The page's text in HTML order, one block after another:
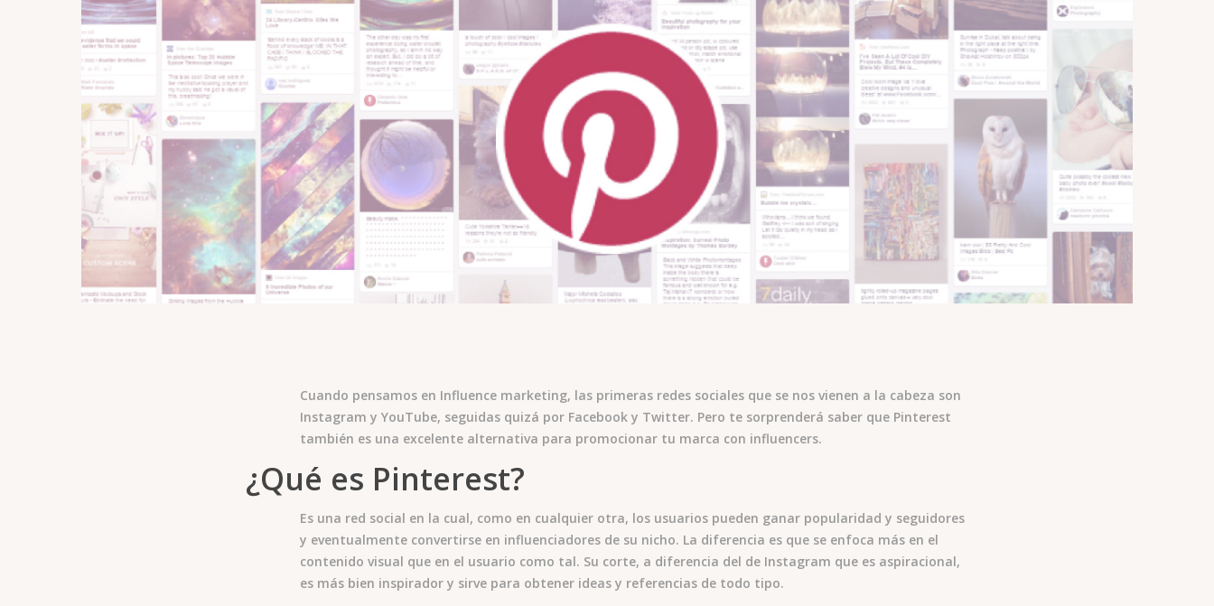
Cuando pensamos en Influence marketing, las primeras redes sociales que se nos vienen a la cabeza son
Instagram y YouTube, seguidas quizá por Facebook y Twitter. Pero te sorprenderá saber que Pinterest
también es una excelente alternativa para promocionar tu marca con influencers.
¿Qué es Pinterest?
Es una red social en la cual, como en cualquier otra, los usuarios pueden ganar popularidad y seguidores
y eventualmente convertirse en influenciadores de su nicho. La diferencia es que se enfoca más en el
contenido visual que en el usuario como tal. Su corte, a diferencia del de Instagram que es aspiracional,
es más bien inspirador y sirve para obtener ideas y referencias de todo tipo.